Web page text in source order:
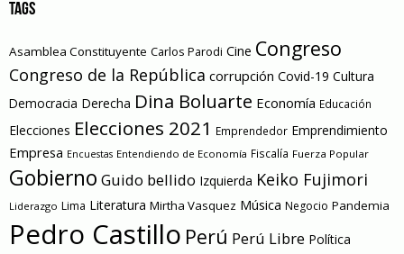
TAGS
Asamblea Constituyente Carlos Parodi Cine Congreso
Congreso de la República corrupción Covid-19 Cultura
Democracia Derecha Dina Boluarte Economía Educación
Elecciones Elecciones 2021 Emprendedor Emprendimiento
Empresa Encuestas Entendiendo de Economía Fiscalía Fuerza Popular
Gobierno Guido bellido Izquierda Keiko Fujimori
Liderazgo Lima Literatura Mirtha Vasquez Música Negocio Pandemia
Pedro Castillo Perú Perú Libre Política